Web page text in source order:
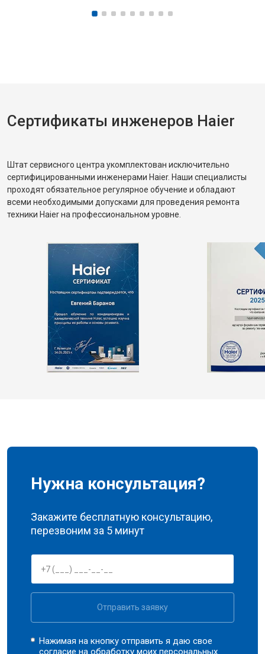
Сертификаты инженеров Haier
Штат сервисного центра укомплектован исключительно
сертифицированными инженерами Haier. Наши специалисты
проходят обязательное регулярное обучение и обладают
всеми необходимыми допусками для проведения ремонта
техники Haier на профессиональном уровне.
Нужна консультация?
Закажите бесплатную консультацию,
перезвоним за 5 минут
Отправить заявку
Нажимая на кнопку отправить я даю свое
согласие на обработку моихперсональных